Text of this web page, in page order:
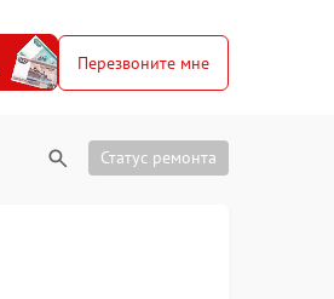
Перезвоните мне
Статус ремонта